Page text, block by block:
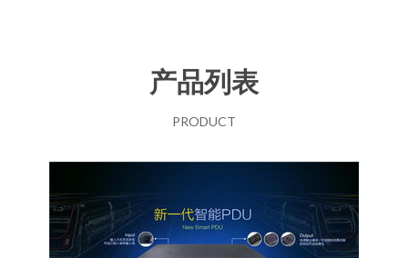
产品列表
PRODUCT